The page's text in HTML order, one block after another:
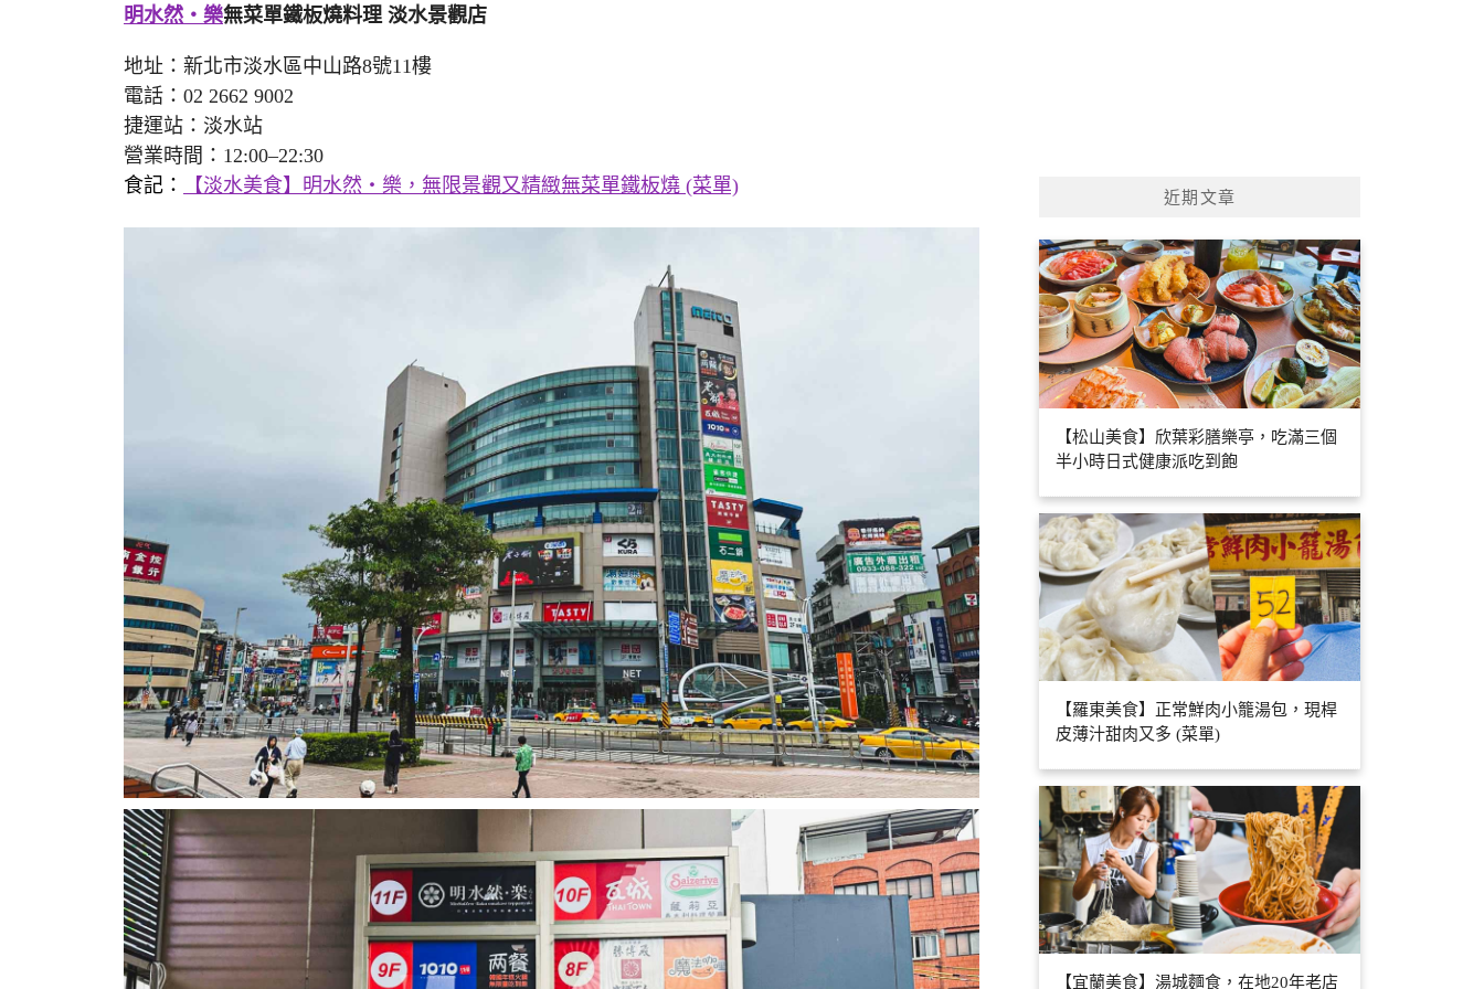
明水然・樂無菜單鐵板燒料理 淡水景觀店
地址：新北市淡水區中山路8號11樓
電話：02 2662 9002
捷運站：淡水站
營業時間：12:00–22:30
食記：
【淡水美食】明水然・樂，無限景觀又精緻無菜單鐵板燒 (菜單)
近期文章
【松山美食】欣葉彩膳樂亭，吃滿三個
半小時日式健康派吃到飽
【羅東美食】正常鮮肉小籠湯包，現桿
皮薄汁甜肉又多 (菜單)
【宜蘭美食】湯城麵食，在地20年老店